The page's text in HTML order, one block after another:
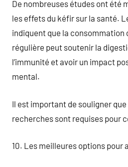
De nombreuses études ont été
les effets du kéfir sur la santé.
indiquent que la consommation
régulière peut soutenir la
l’immunité et avoir un impact
mental.
Il est important de souligner
recherches sont requises pour
10. Les meilleures options pour